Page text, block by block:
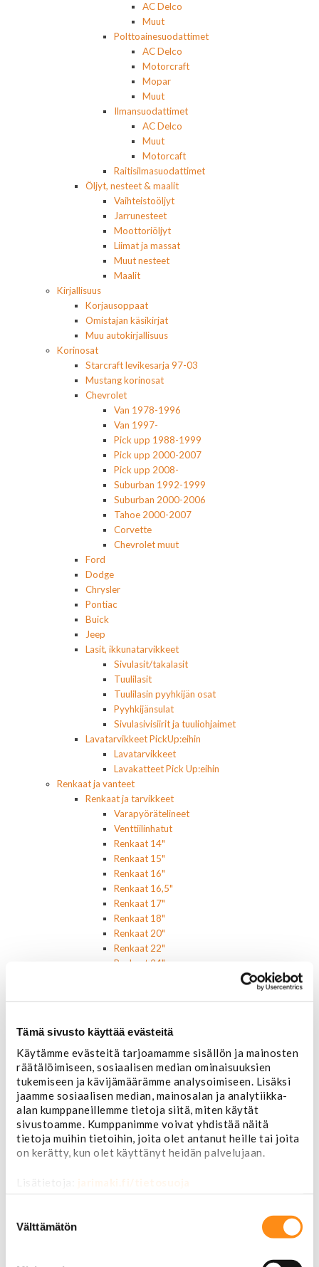
Tämä sivusto käyttää evästeitä
Käytämme evästeitä tarjoamamme sisällön ja mainosten
räätälöimiseen, sosiaalisen median ominaisuuksien
tukemiseen ja kävijämäärämme analysoimiseen. Lisäksi
jaamme sosiaalisen median, mainosalan ja analytiikka-
alan kumppaneillemme tietoja siitä, miten käytät
sivustoamme. Kumppanimme voivat yhdistää näitä
tietoja muihin tietoihin, joita olet antanut heille tai joita
on kerätty, kun olet käyttänyt heidän palvelujaan.
Lisätietoja: jarimaki.fi/tietosuoja
valinta
Välttämätön
AC Delco
Muut
Polttoainesuodattimet
AC Delco
Motorcraft
Mopar
Muut
Ilmansuodattimet
AC Delco
Muut
Motorcaft
Raitisilmasuodattimet
Öljyt, nesteet & maalit
Vaihteistoöljyt
Jarrunesteet
Moottoriöljyt
Liimat ja massat
Muut nesteet
Maalit
Kirjallisuus
Korjausoppaat
Omistajan käsikirjat
Muu autokirjallisuus
Korinosat
Starcraft levikesarja 97-03
Mustang korinosat
Chevrolet
Van 1978-1996
Van 1997-
Pick upp 1988-1999
Pick upp 2000-2007
Pick upp 2008-
Suburban 1992-1999
Suburban 2000-2006
Tahoe 2000-2007
Corvette
Chevrolet muut
Ford
Dodge
Chrysler
Pontiac
Buick
Jeep
Lasit, ikkunatarvikkeet
Sivulasit/takalasit
Tuulilasit
Tuulilasin pyyhkijän osat
Pyyhkijänsulat
Sivulasivisiirit ja tuuliohjaimet
Lavatarvikkeet PickUp:eihin
Lavatarvikkeet
Lavakatteet Pick Up:eihin
Renkaat ja vanteet
Renkaat ja tarvikkeet
Varapyörätelineet
Venttiilinhatut
Renkaat 14"
Renkaat 15"
Renkaat 16"
Renkaat 16,5"
Renkaat 17"
Renkaat 18"
Renkaat 20"
Renkaat 22"
Renkaat 24"
15 tuumaiset vanteet
16 tuumaiset vanteet
17 tuumaiset vanteet
18 tuumaiset vanteet
20 tuumaiset vanteet
22 tuumaiset vanteet
24 tuumaiset vanteet
Sisusta
Ehosteet